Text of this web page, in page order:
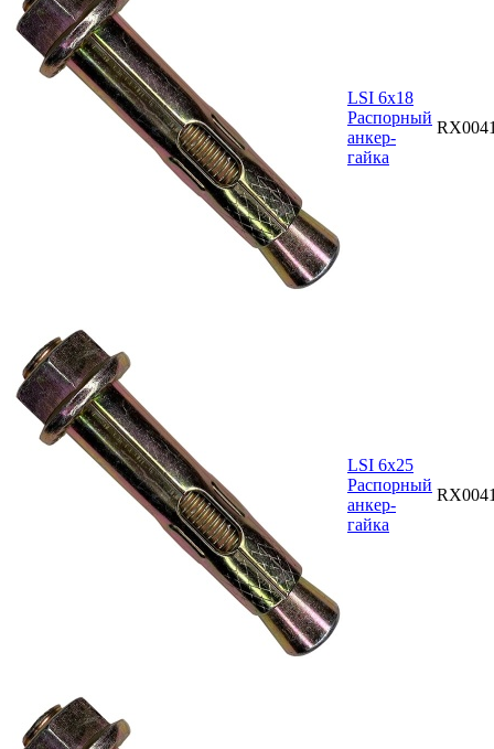
LSI 6х18
Распорный
анкер-
гайка
LSI 6х25
Распорный
анкер-
гайка